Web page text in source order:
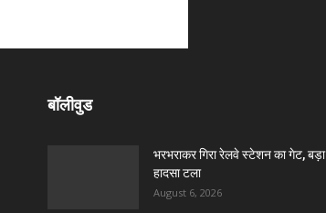
बॉलीवुड
भरभराकर गिरा रेलवे स्टेशन का गेट, बड़ा
हादसा टला
August 6, 2026